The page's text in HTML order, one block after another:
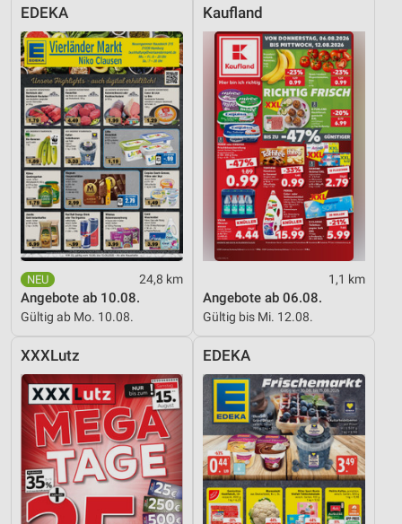
EDEKA
24,8 km
Angebote ab 10.08.
Gültig ab Mo. 10.08.
Kaufland
1,1 km
Angebote ab 06.08.
Gültig bis Mi. 12.08.
XXXLutz EDEKA